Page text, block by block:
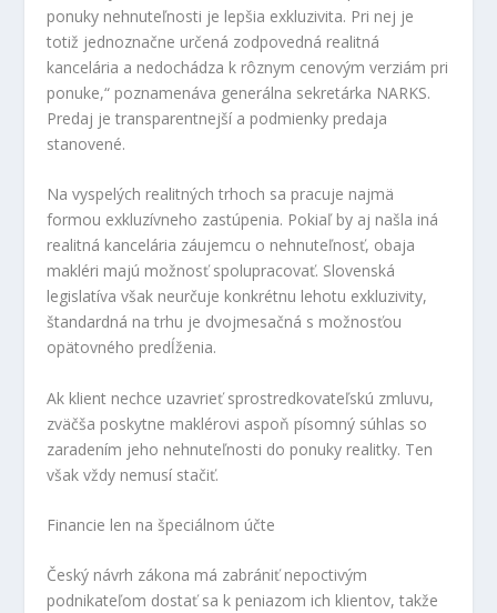
ponuky nehnuteľnosti je lepšia exkluzivita. Pri nej je
totiž jednoznačne určená zodpovedná realitná
kancelária a nedochádza k rôznym cenovým verziám pri
ponuke,“ poznamenáva generálna sekretárka NARKS.
Predaj je transparentnejší a podmienky predaja
stanovené.
Na vyspelých realitných trhoch sa pracuje najmä
formou exkluzívneho zastúpenia. Pokiaľ by aj našla iná
realitná kancelária záujemcu o nehnuteľnosť, obaja
makléri majú možnosť spolupracovať. Slovenská
legislatíva však neurčuje konkrétnu lehotu exkluzivity,
štandardná na trhu je dvojmesačná s možnosťou
opätovného predĺženia.
Ak klient nechce uzavrieť sprostredkovateľskú zmluvu,
zväčša poskytne maklérovi aspoň písomný súhlas so
zaradením jeho nehnuteľnosti do ponuky realitky. Ten
však vždy nemusí stačiť.
Financie len na špeciálnom účte
Český návrh zákona má zabrániť nepoctivým
podnikateľom dostať sa k peniazom ich klientov, takže